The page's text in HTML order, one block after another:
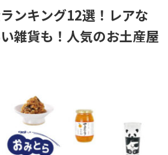
ンキング12選！レアな
雑貨も！人気のお土産屋